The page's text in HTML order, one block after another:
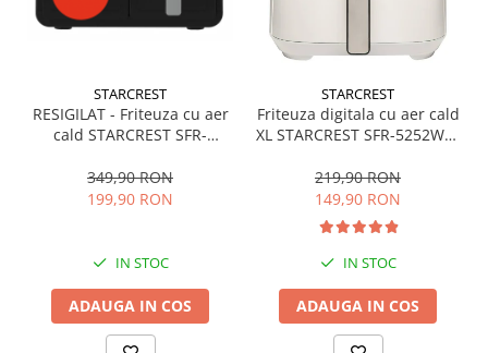
STARCREST
RESIGILAT - Friteuza cu aer
cald STARCREST SFR-
9 litri, Termostat 80 - 200
°C, 8 programe predefinite,
349,90 RON
199,90 RON
IN STOC
ADAUGA IN COS
STARCREST
Friteuza digitala cu aer cald
XL STARCREST SFR-5252WH,
80 - 200 °C, 8 programe
predefinite, Alb
219,90 RON
149,90 RON
IN STOC
ADAUGA IN COS